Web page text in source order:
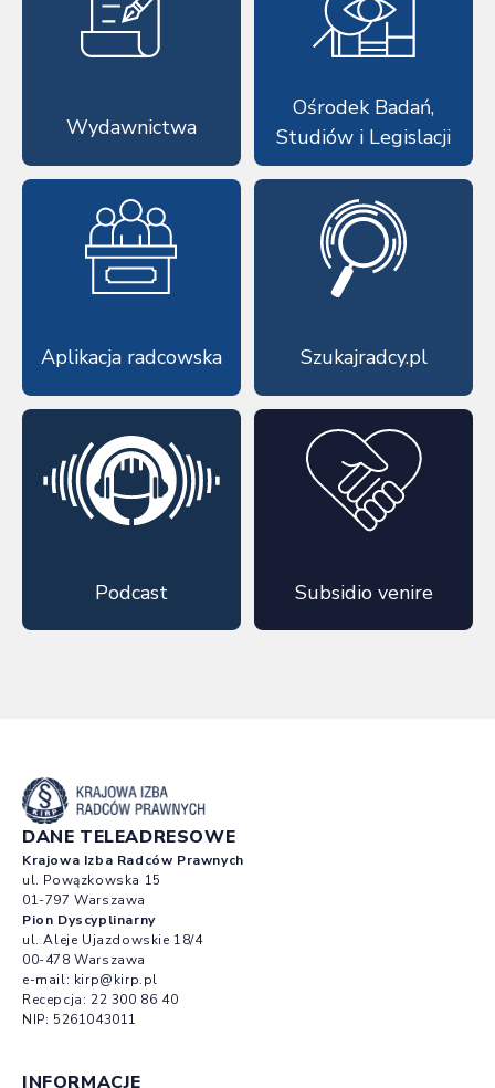
Wydawnictwa
Ośrodek Badań,
Studiów i Legislacji
Aplikacja radcowska Szukajradcy.pl
Podcast Subsidio venire
DANE TELEADRESOWE
Krajowa Izba Radców Prawnych
ul. Powązkowska 15
01-797 Warszawa
Pion Dyscyplinarny
ul. Aleje Ujazdowskie 18/4
00-478 Warszawa
e-mail: kirp@kirp.pl
Recepcja: 22 300 86 40
NIP: 5261043011
INFORMACJE